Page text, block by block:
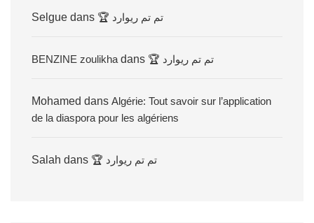
Selgue dans 🏆 تم تم ريوارد
BENZINE zoulikha dans 🏆 تم تم ريوارد
Mohamed dans Algérie: Tout savoir sur l’application
de la diaspora pour les algériens
Salah dans 🏆 تم تم ريوارد